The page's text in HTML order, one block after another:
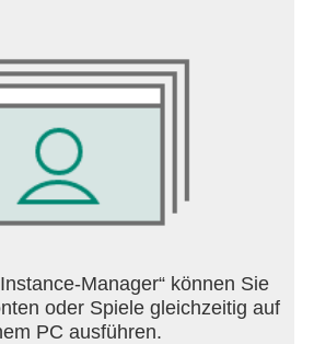
Manager“ können Sie
oder Spiele gleichzeitig auf
PC ausführen.